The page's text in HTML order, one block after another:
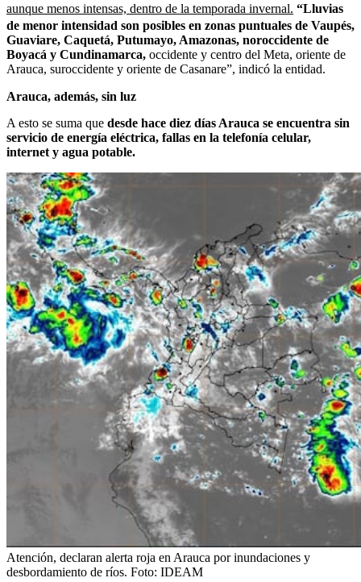
aunque menos intensas, dentro de la temporada invernal. “Lluvias
de menor intensidad son posibles en zonas puntuales de Vaupés,
Guaviare, Caquetá, Putumayo, Amazonas, noroccidente de
Boyacá y Cundinamarca, occidente y centro del Meta, oriente de
Arauca, suroccidente y oriente de Casanare”, indicó la entidad.
Arauca, además, sin luz
A esto se suma que desde hace diez días Arauca se encuentra sin
servicio de energía eléctrica, fallas en la telefonía celular,
internet y agua potable.
Atención, declaran alerta roja en Arauca por inundaciones y
desbordamiento de ríos. Foto: IDEAM